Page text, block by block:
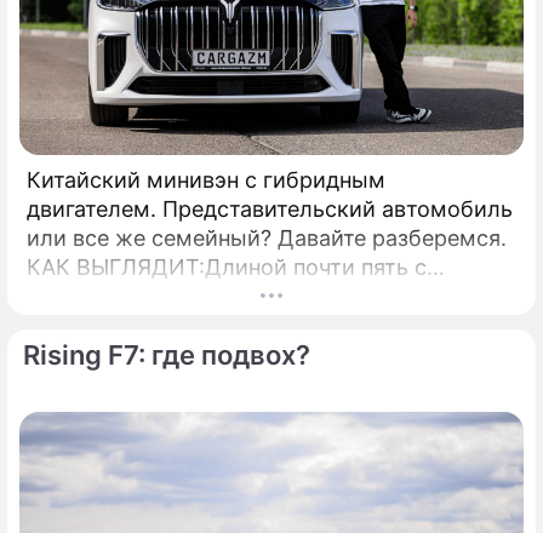
Китайский минивэн с гибридным
двигателем. Представительский автомобиль
или все же семейный? Давайте разберемся.
КАК ВЫГЛЯДИТ:Длиной почти пять с
половиной метров, этот автомобиль очень
Rising F7: где подвох?